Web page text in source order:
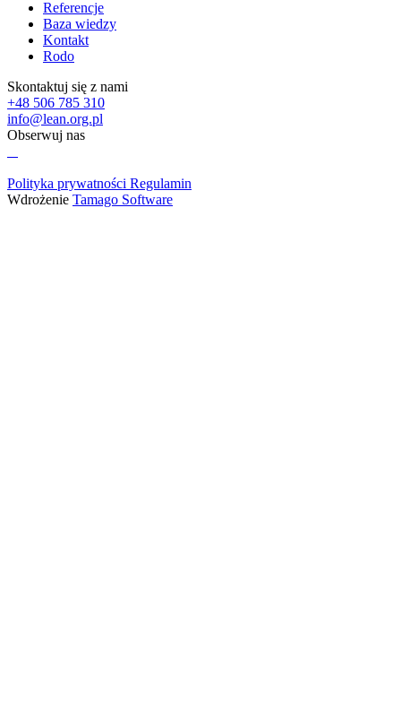
Referencje
Baza wiedzy
Kontakt
Rodo
Skontaktuj się z nami
+48 506 785 310
info@lean.org.pl
Obserwuj nas
Polityka prywatności Regulamin
Wdrożenie Tamago Software